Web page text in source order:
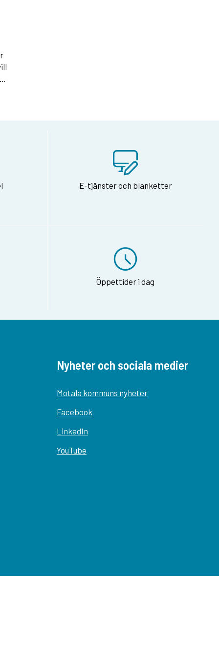
E-tjänster och blanketter
Öppettider i dag
Nyheter och sociala medier
Motala kommuns nyheter
Facebook
LinkedIn
YouTube